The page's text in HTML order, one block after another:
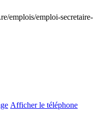
emplois/emploi-secretaire-
Afficher le téléphone